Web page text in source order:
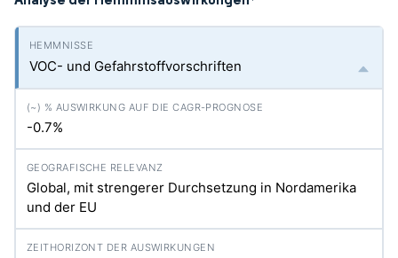
VOC- und Gefahrstoffvorschriften
-0.7%
Global, mit strengerer Durchsetzung in Nordamerika
und der EU